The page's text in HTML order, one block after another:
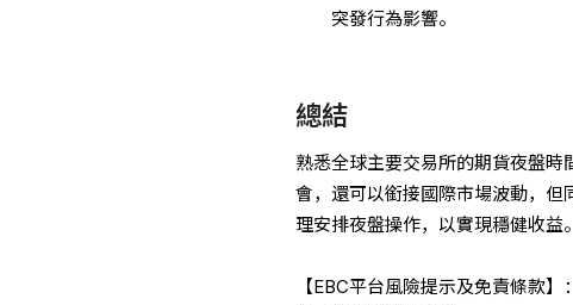
突發行為影響。
總結
熟悉全球主要交易所的期貨夜盤
會，還可以銜接國際市場波動，
理安排夜盤操作，以實現穩健收益。
【EBC平台風險提示及免責條款